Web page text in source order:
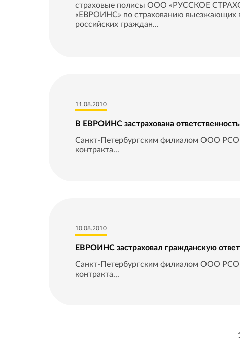
страховые полисы ООО «РУССКОЕ
«ЕВРОИНС» по страхованию выезжающих
российских граждан...
11.08.2010
В ЕВРОИНС застрахована
Санкт-Петербургским филиалом ООО РСО
контракта...
10.08.2010
ЕВРОИНС застраховал гражданскую
Санкт-Петербургским филиалом ООО РСО
контракта.,.